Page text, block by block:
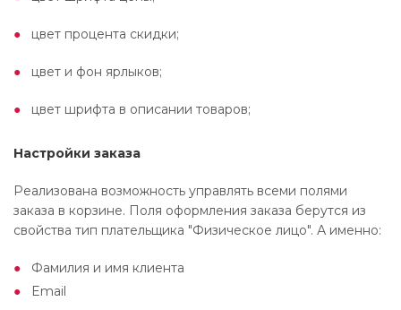
цвет процента скидки;
цвет и фон ярлыков;
цвет шрифта в описании товаров;
Настройки заказа
Реализована возможность управлять всеми полями
заказа в корзине. Поля оформления заказа берутся из
свойства тип плательщика "Физическое лицо". А именно:
Фамилия и имя клиента
Email